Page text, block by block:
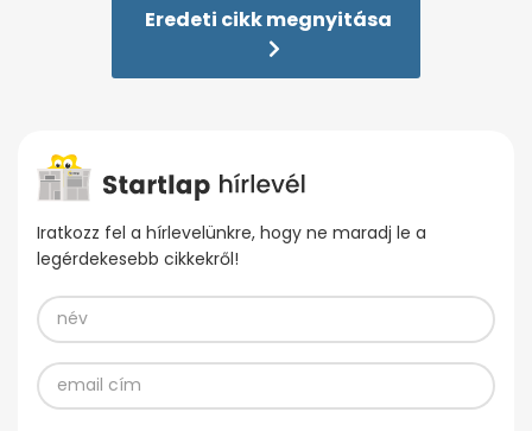
Eredeti cikk megnyitása
Iratkozz fel a hírlevelünkre, hogy ne maradj le a
legérdekesebb cikkekről!